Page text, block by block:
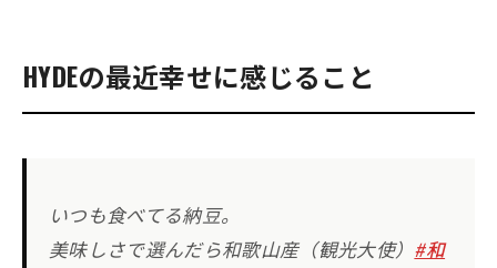
HYDEの最近幸せに感じること
いつも食べてる納豆。
美味しさで選んだら和歌山産（観光大使） #和